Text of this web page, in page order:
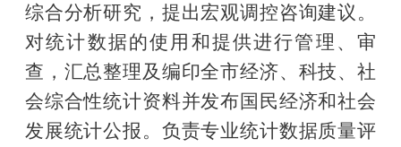
综合分析研究，提出宏观调控咨询建议。
对统计数据的使用和提供进行管理、审
查，汇总整理及编印全市经济、科技、社
会综合性统计资料并发布国民经济和社会
发展统计公报。负责专业统计数据质量评